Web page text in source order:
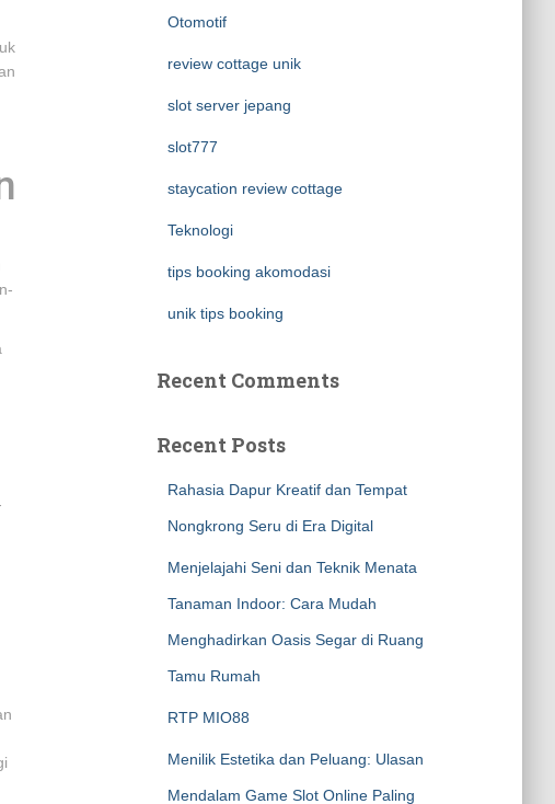
Otomotif
review cottage unik
slot server jepang
slot777
staycation review cottage
Teknologi
tips booking akomodasi
unik tips booking
Recent Comments
Recent Posts
Rahasia Dapur Kreatif dan Tempat
Nongkrong Seru di Era Digital
Menjelajahi Seni dan Teknik Menata
Tanaman Indoor: Cara Mudah
Menghadirkan Oasis Segar di Ruang
Tamu Rumah
RTP MIO88
Menilik Estetika dan Peluang: Ulasan
Mendalam Game Slot Online Paling